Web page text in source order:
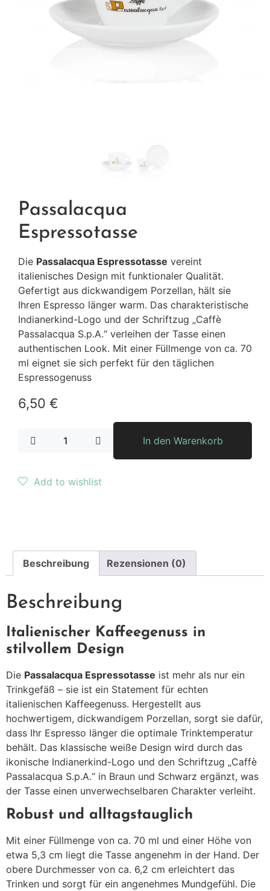
Passalacqua
Espressotasse
Die Passalacqua Espressotasse vereint
italienisches Design mit funktionaler Qualität.
Gefertigt aus dickwandigem Porzellan, hält sie
Ihren Espresso länger warm. Das charakteristische
Indianerkind-Logo und der Schriftzug „Caffè
Passalacqua S.p.A.“ verleihen der Tasse einen
authentischen Look. Mit einer Füllmenge von ca. 70
ml eignet sie sich perfekt für den täglichen
Espressogenuss
6,50 €
In den Warenkorb
Add to wishlist
Beschreibung Rezensionen (0)
Beschreibung
Italienischer Kaffeegenuss in
stilvollem Design
Die Passalacqua Espressotasse ist mehr als nur ein
Trinkgefäß – sie ist ein Statement für echten
italienischen Kaffeegenuss. Hergestellt aus
hochwertigem, dickwandigem Porzellan, sorgt sie dafür,
dass Ihr Espresso länger die optimale Trinktemperatur
behält. Das klassische weiße Design wird durch das
ikonische Indianerkind-Logo und den Schriftzug „Caffè
Passalacqua S.p.A.“ in Braun und Schwarz ergänzt, was
der Tasse einen unverwechselbaren Charakter verleiht.
Robust und alltagstauglich
Mit einer Füllmenge von ca. 70 ml und einer Höhe von
etwa 5,3 cm liegt die Tasse angenehm in der Hand. Der
obere Durchmesser von ca. 6,2 cm erleichtert das
Trinken und sorgt für ein angenehmes Mundgefühl. Die